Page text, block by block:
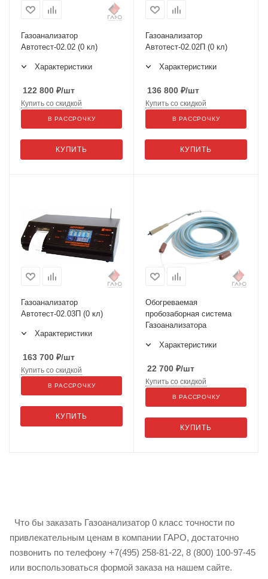
Газоанализатор
Автотест-02.02 (0 кл)
Характеристики
122 800 ₽/шт
КУПИТЬ
Купить со скидкой
В РАССРОЧКУ
Газоанализатор
Автотест-02.02П (0 кл)
Характеристики
136 800 ₽/шт
КУПИТЬ
Купить со скидкой
В РАССРОЧКУ
Газоанализатор
Автотест-02.03П (0 кл)
Характеристики
163 700 ₽/шт
КУПИТЬ
Купить со скидкой
В РАССРОЧКУ
Обогреваемая
пробозаборная система
Газоанализатора
Характеристики
22 700 ₽/шт
КУПИТЬ
Купить со скидкой
В РАССРОЧКУ
Что бы заказать Газоанализатор 0 класс точности по
привлекательным ценам в компании ГАРО, достаточно
позвонить по телефону +7(495) 258-81-22, 8 (800) 100-97-45
или воспользоваться формой заказа на нашем сайте.